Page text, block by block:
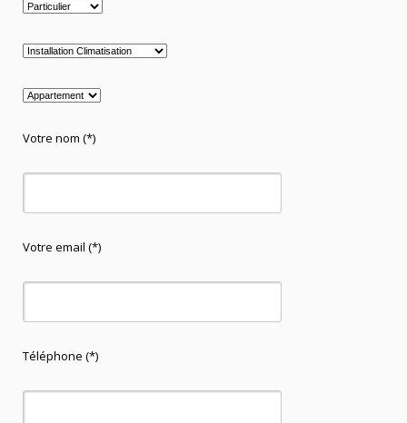
Votre nom (*)
Votre email (*)
Téléphone (*)